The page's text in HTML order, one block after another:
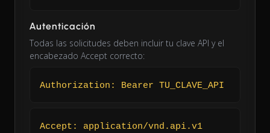
Autenticación
Todas las solicitudes deben incluir tu clave API y el
encabezado Accept correcto:
Authorization: Bearer TU_CLAVE_API
Accept: application/vnd.api.v1